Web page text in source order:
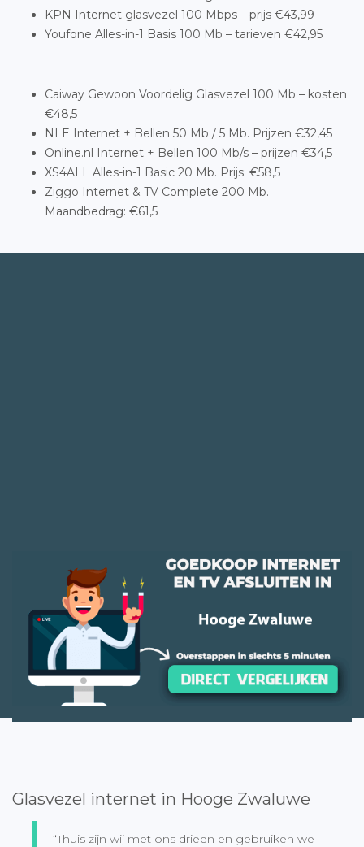
KPN Internet glasvezel 100 Mbps – prijs €43,99
Youfone Alles-in-1 Basis 100 Mb – tarieven €42,95
Caiway Gewoon Voordelig Glasvezel 100 Mb – kosten
€48,5
NLE Internet + Bellen 50 Mb / 5 Mb. Prijzen €32,45
Online.nl Internet + Bellen 100 Mb/s – prijzen €34,5
XS4ALL Alles-in-1 Basic 20 Mb. Prijs: €58,5
Ziggo Internet & TV Complete 200 Mb.
Maandbedrag: €61,5
Glasvezel internet in Hooge Zwaluwe
“Thuis zijn wij met ons drieën en gebruiken we